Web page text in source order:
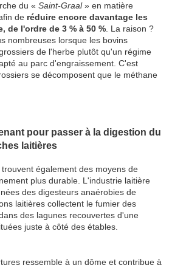
du « Saint-Graal» en matière
de réduire encore davantage les
de l'ordre de 3 % à 50 % . La raison ?
nombreuses lorsque les bovins
de l'herbe plutôt qu'un régime
au parc d'engraissement. C'est
se décomposent que le méthane
pour passer à la digestion du
laitières
également des moyens de
plus durable. L'industrie laitière
des digesteurs anaérobies de
laitières collectent le fumier des
des lagunes recouvertes d'une
juste à côté des étables.
ressemble à un dôme et contribue à